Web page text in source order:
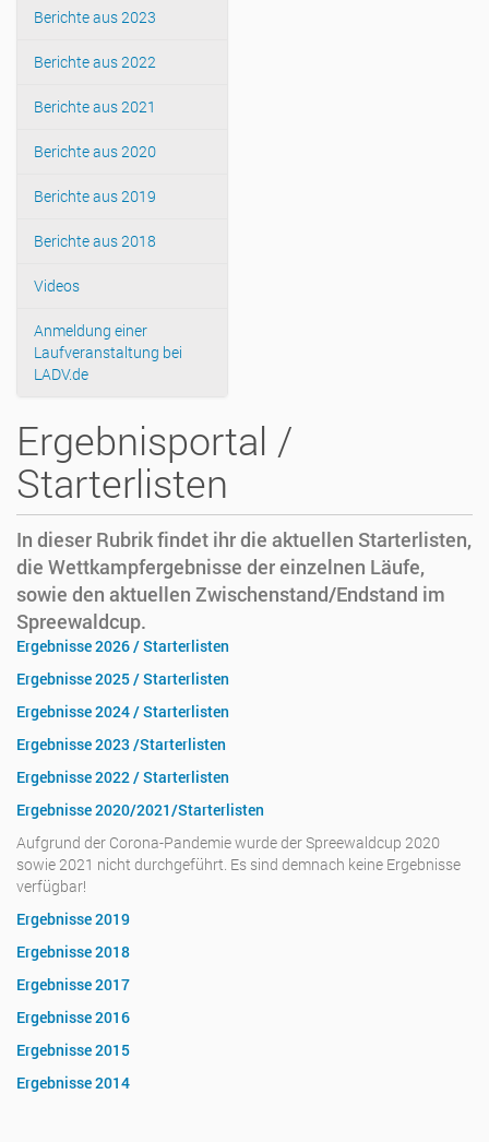
Berichte aus 2023
Berichte aus 2022
Berichte aus 2021
Berichte aus 2020
Berichte aus 2019
Berichte aus 2018
Videos
Anmeldung einer
Laufveranstaltung bei
LADV.de
Ergebnisportal /
Starterlisten
In dieser Rubrik findet ihr die aktuellen Starterlisten,
die Wettkampfergebnisse der einzelnen Läufe,
sowie den aktuellen Zwischenstand/Endstand im
Spreewaldcup.
Ergebnisse 2026 / Starterlisten
Ergebnisse 2025 / Starterlisten
Ergebnisse 2024 / Starterlisten
Ergebnisse 2023 /Starterlisten
Ergebnisse 2022 / Starterlisten
Ergebnisse 2020/2021/Starterlisten
Aufgrund der Corona-Pandemie wurde der Spreewaldcup 2020
sowie 2021 nicht durchgeführt. Es sind demnach keine Ergebnisse
verfügbar!
Ergebnisse 2019
Ergebnisse 2018
Ergebnisse 2017
Ergebnisse 2016
Ergebnisse 2015
Ergebnisse 2014